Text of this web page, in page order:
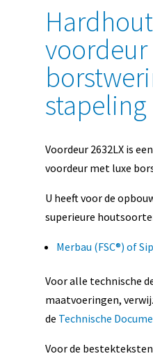
stapeling
Voordeur 2632LX is
voordeur met luxe
U heeft voor de
superieure
Merbau (FSC®) of
Voor alle technische
maatvoeringen,
de Technische
Voor de